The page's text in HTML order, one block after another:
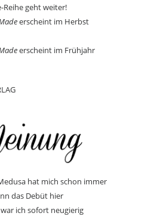
Reihe geht weiter!
erscheint im Herbst
erscheint im Frühjahr
hat mich schon immer
das Debüt hier
ich sofort neugierig